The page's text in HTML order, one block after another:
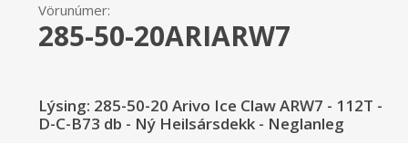
Vörunúmer:
285-50-20ARIARW7
Lýsing: 285-50-20 Arivo Ice Claw ARW7 - 112T -
D-C-B73 db - Ný Heilsársdekk - Neglanleg